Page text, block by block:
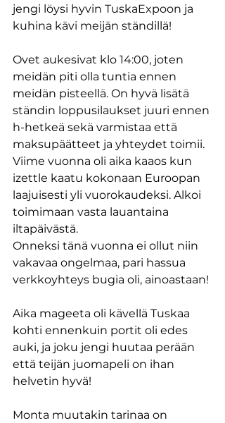
jengi löysi hyvin TuskaExpoon ja
kuhina kävi meijän ständillä!
Ovet aukesivat klo 14:00, joten
meidän piti olla tuntia ennen
meidän pisteellä. On hyvä lisätä
ständin loppusilaukset juuri ennen
h-hetkeä sekä varmistaa että
maksupäätteet ja yhteydet toimii.
Viime vuonna oli aika kaaos kun
izettle kaatu kokonaan Euroopan
laajuisesti yli vuorokaudeksi. Alkoi
toimimaan vasta lauantaina
iltapäivästä.
Onneksi tänä vuonna ei ollut niin
vakavaa ongelmaa, pari hassua
verkkoyhteys bugia oli, ainoastaan!
Aika mageeta oli kävellä Tuskaa
kohti ennenkuin portit oli edes
auki, ja joku jengi huutaa perään
että teijän juomapeli on ihan
helvetin hyvä!
Monta muutakin tarinaa on